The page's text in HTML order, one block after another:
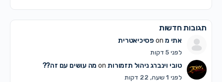
תגובות חדשות
אתי מon פסיכיאטרית
לפני 5 דקות
טובי וינברג ניהול תזמורותon מה עושים עם זה??
לפני 1 שעה, 22 דקות